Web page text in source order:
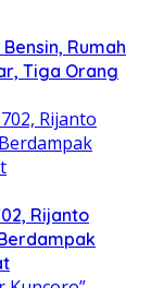
Rumah
Tiga Orang
Rijanto